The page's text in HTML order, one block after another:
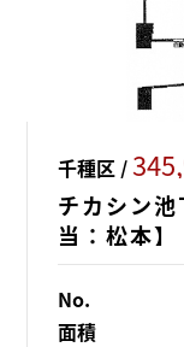
千種区 /
チカシン
当：松本】
No.
面積